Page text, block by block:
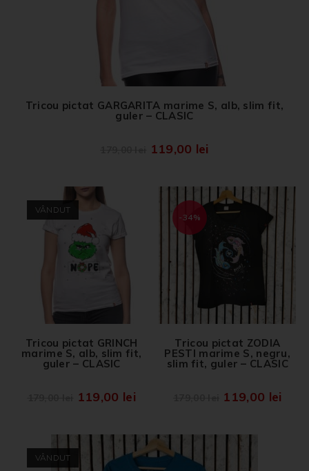
Tricou pictat GARGARITA marime S, alb, slim fit,
guler – CLASIC
119,00 lei
VÂNDUT
Tricou pictat GRINCH
marime S, alb, slim fit,
guler – CLASIC
119,00 lei
-34%
Tricou pictat ZODIA
PESTI marime S, negru,
slim fit, guler – CLASIC
119,00 lei
VÂNDUT